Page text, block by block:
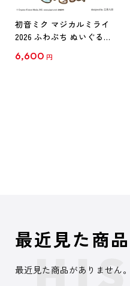
初音ミク マジカルミライ
2026 ふわぷち ぬいぐるみ
6,600 円
最近見た商品
最近見た商品がありません。